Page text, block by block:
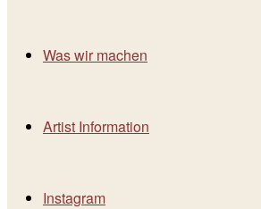
Was wir machen
Artist Information
Instagram